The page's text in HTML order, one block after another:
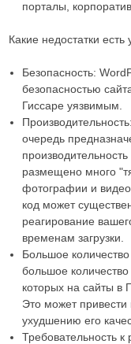
порталы,
Какие недостатки есть
Безопасность:
безопасностью
Гиссаре уязвимым.
очередь
размещено много
фотографии и
код может
реагирование
временам загрузки.
Большое
большое количество
которых на сайты в
Это может привести
ухудшению его
Требовательность